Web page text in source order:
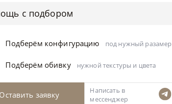
с подбором
Подберём конфигурацию под нужный разамер
Подберём обивку нужной текстуры и цвета
Оставить заявку
Написать в
мессенджер